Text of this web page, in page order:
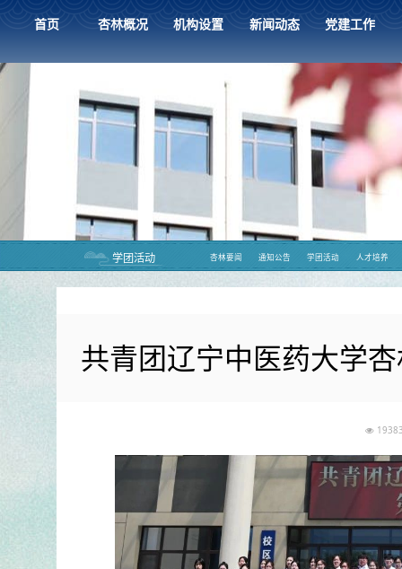
首页 杏林概况 机构设置 新闻动态 党建工作
学团活动 杏林要闻 通知公告 学团活动 人才培养
共青团辽宁中医药大学